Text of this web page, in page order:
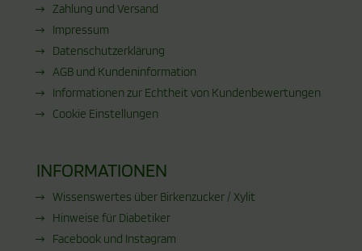
Zahlung und Versand
Impressum
Datenschutzerklärung
AGB und Kundeninformation
Informationen zur Echtheit von Kundenbewertungen
Cookie Einstellungen
INFORMATIONEN
Wissenswertes über Birkenzucker / Xylit
Hinweise für Diabetiker
Facebook und Instagram